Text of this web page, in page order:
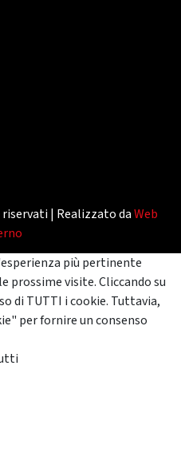
| Realizzato daWeb
più pertinente
prossime visite. Cliccando su
di TUTTI i cookie. Tuttavia,
per fornire un consenso